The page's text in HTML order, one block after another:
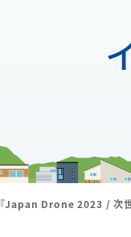
『Japan Drone 2023 / 次世